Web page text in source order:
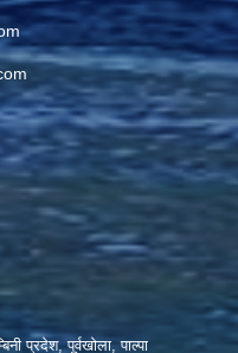
प्रदेश, पूर्वखोला, पाल्पा